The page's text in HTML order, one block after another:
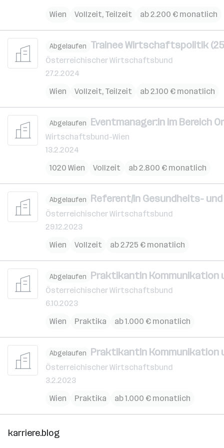
Wien
Vollzeit, Teilzeit ab 2.200 € monatlich
Abgelaufen Trainee Wirtschaftspolitik
Österreichischer Wirtschaftsbund
27.2.2024
Wien
Vollzeit, Teilzeit ab 2.100 € monatlich
Abgelaufen Eventmanager:in im Bereich
Wirtschaftsbund-Wien
13.2.2024
1020 Wien
Vollzeit ab 2.800 € monatlich
Abgelaufen Referent/in Gesundheits-
Österreichischer Wirtschaftsbund
29.12.2023
Wien
Vollzeit ab 2.725 € monatlich
Abgelaufen PraktikantIn Kommunikation
Österreichischer Wirtschaftsbund
6.10.2023
Wien
Praktika ab 1.000 € monatlich
Abgelaufen PraktikantIn Kommunikation
Österreichischer Wirtschaftsbund
3.2.2023
Wien
Praktika ab 1.000 € monatlich
karriere.blog